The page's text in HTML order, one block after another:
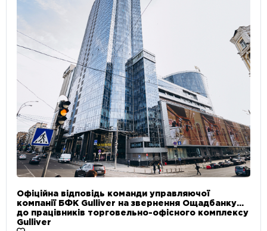
Офіційна відповідь команди управляючої
компанії БФК Gulliver на звернення Ощадбанку
до працівників торговельно-офісного комплексу
Gulliver